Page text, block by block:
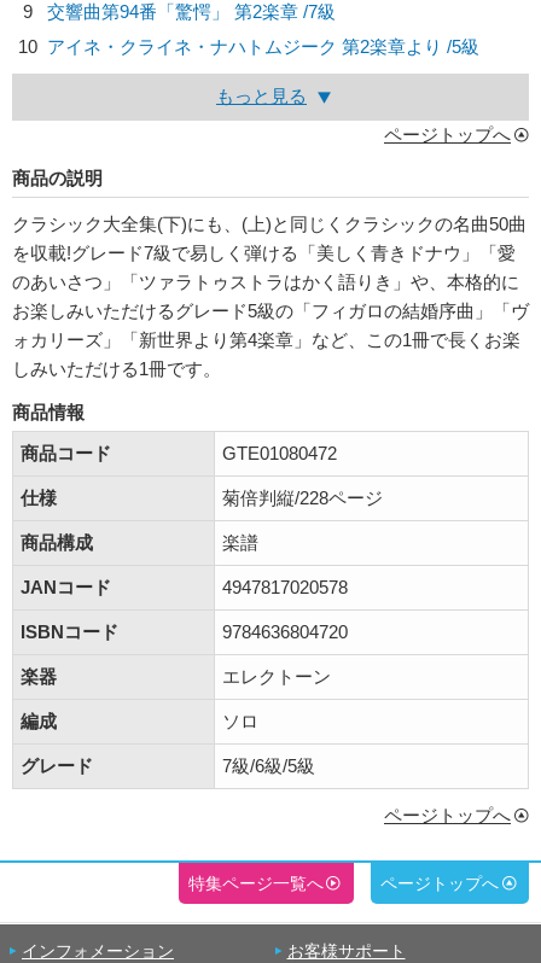
9
交響曲第94番「驚愕」 第2楽章 /7級
10 アイネ・クライネ・ナハトムジーク 第2楽章より /5級
もっと見る
ページトップへ
商品の説明
クラシック大全集(下)にも、(上)と同じくクラシックの名曲50曲
を収載!グレード7級で易しく弾ける「美しく青きドナウ」「愛
のあいさつ」「ツァラトゥストラはかく語りき」や、本格的に
お楽しみいただけるグレード5級の「フィガロの結婚序曲」「ヴ
ォカリーズ」「新世界より第4楽章」など、この1冊で長くお楽
しみいただける1冊です。
商品情報
商品コード
GTE01080472
仕様 菊倍判縦/228ページ
商品構成 楽譜
JANコード 4947817020578
ISBNコード 9784636804720
楽器 エレクトーン
編成 ソロ
グレード 7級/6級/5級
ページトップへ
特集ページ一覧へ ページトップへ
インフォメーション お客様サポート